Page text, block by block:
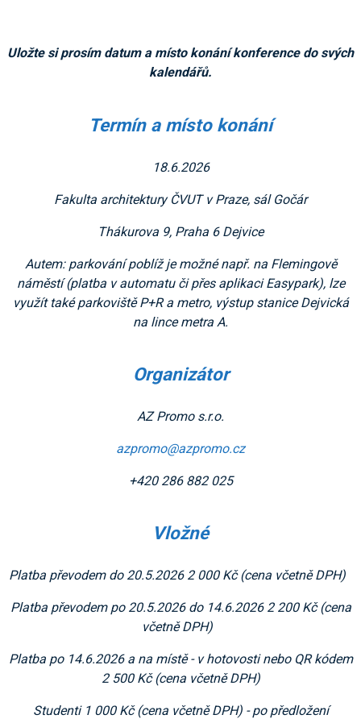
Uložte si prosím datum a místo konání konference do svých
kalendářů.
Termín a místo konání
18.6.2026
Fakulta architektury ČVUT v Praze, sál Gočár
Thákurova 9, Praha 6 Dejvice
Autem: parkování poblíž je možné např. na Flemingově
náměstí (platba v automatu či přes aplikaci Easypark), lze
využít také parkoviště P+R a metro, výstup stanice Dejvická
na lince metra A.
Organizátor
AZ Promo s.r.o.
azpromo@azpromo.cz
+420 286 882 025
Vložné
Platba převodem do 20.5.2026 2 000 Kč (cena včetně DPH)
Platba převodem po 20.5.2026 do 14.6.2026 2 200 Kč (cena
včetně DPH)
Platba po 14.6.2026 a na místě - v hotovosti nebo QR kódem
2 500 Kč (cena včetně DPH)
Studenti 1 000 Kč (cena včetně DPH) - po předložení